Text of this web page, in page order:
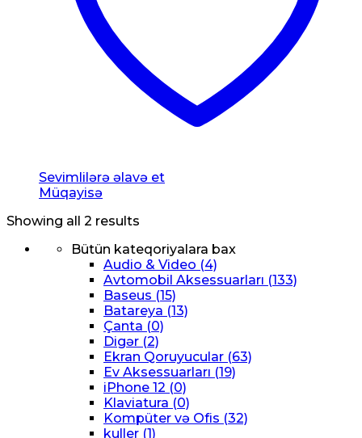
Sevimlilərə əlavə et
Müqayisə
Showing all 2 results
Bütün kateqoriyalara bax
Audio & Video (4)
Avtomobil Aksessuarları (133)
Baseus (15)
Batareya (13)
Çanta (0)
Digər (2)
Ekran Qoruyucular (63)
Ev Aksessuarları (19)
iPhone 12 (0)
Klaviatura (0)
Kompüter və Ofis (32)
kuller (1)